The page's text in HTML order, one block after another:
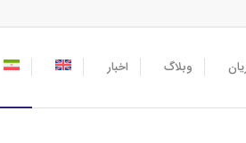
وبلاگ اخبار